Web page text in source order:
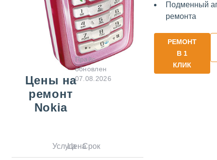
Подменный
ремонта
РЕМОНТ
В 1
КЛИК
Цены на
ремонт
Nokia
Прайс
обновлен
07.08.2026
УслугаЦенаСрок